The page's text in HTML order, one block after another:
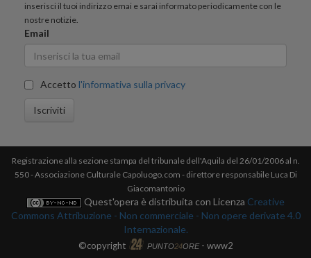
inserisci il tuoi indirizzo emai e sarai informato periodicamente con le
nostre notizie.
Email
Accetto l'informativa sulla privacy
Iscriviti
Registrazione alla sezione stampa del tribunale dell'Aquila del 26/01/2006 al n.
550 - Associazione Culturale Capoluogo.com - direttore responsabile Luca Di
Giacomantonio
Quest'opera è distribuita con Licenza Creative
Commons Attribuzione - Non commerciale - Non opere derivate 4.0
Internazionale.
©copyright PUNTO24ORE- www2